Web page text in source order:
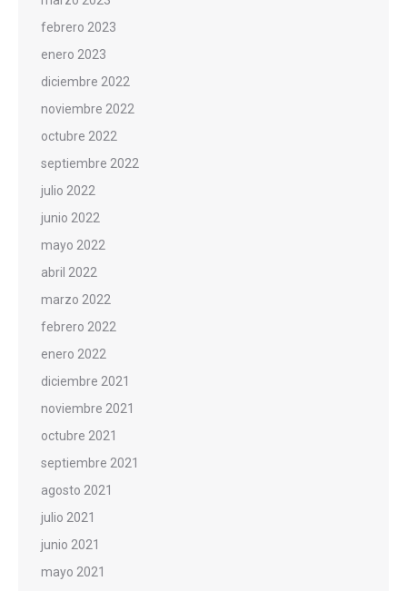
febrero 2023
enero 2023
diciembre 2022
noviembre 2022
octubre 2022
septiembre 2022
julio 2022
junio 2022
mayo 2022
abril 2022
marzo 2022
febrero 2022
enero 2022
diciembre 2021
noviembre 2021
octubre 2021
septiembre 2021
agosto 2021
julio 2021
junio 2021
mayo 2021